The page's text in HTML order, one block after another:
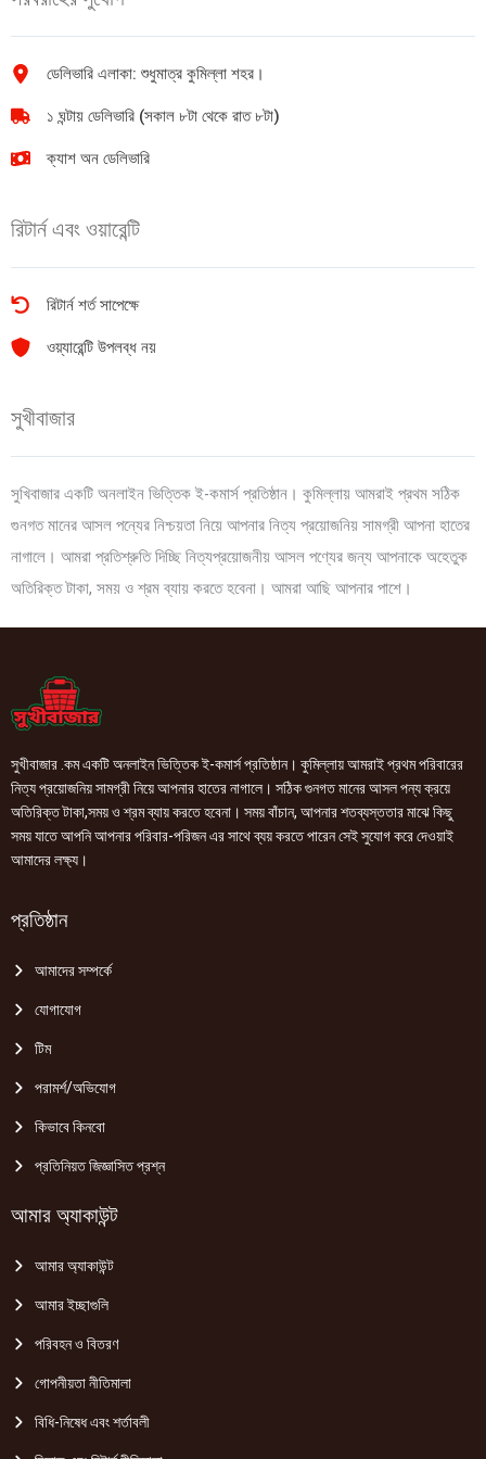
ডেলিভারি এলাকা: শুধুমাত্র কুমিল্লা শহর।
১ ঘন্টায় ডেলিভারি (সকাল ৮টা থেকে রাত ৮টা)
ক্যাশ অন ডেলিভারি
রিটার্ন এবং ওয়ারেন্টি
রিটার্ন শর্ত সাপেক্ষে
ওয়্যারেন্টি উপলব্ধ নয়
সুখীবাজার
সুখিবাজার একটি অনলাইন ভিত্তিক ই-কমার্স প্রতিষ্ঠান। কুমিল্লায় আমরাই প্রথম সঠিক
গুনগত মানের আসল পন্যের নিশ্চয়তা নিয়ে আপনার নিত্য প্রয়োজনিয় সামগ্রী আপনা হাতের
নাগালে। আমরা প্রতিশ্রুতি দিচ্ছি নিত্যপ্রয়োজনীয় আসল পণ্যের জন্য আপনাকে অহেতুক
অতিরিক্ত টাকা, সময় ও শ্রম ব্যায় করতে হবেনা। আমরা আছি আপনার পাশে।
সুখীবাজার .কম একটি অনলাইন ভিত্তিক ই-কমার্স প্রতিষ্ঠান। কুমিল্লায় আমরাই প্রথম পরিবারের
নিত্য প্রয়োজনিয় সামগ্রী নিয়ে আপনার হাতের নাগালে। সঠিক গুনগত মানের আসল পন্য ক্রয়ে
অতিরিক্ত টাকা,সময় ও শ্রম ব্যায় করতে হবেনা। সময় বাঁচান, আপনার শতব্যস্ততার মাঝে কিছু
সময় যাতে আপনি আপনার পরিবার-পরিজন এর সাথে ব্যয় করতে পারেন সেই সুযোগ করে দেওয়াই
আমাদের লক্ষ্য।
প্রতিষ্ঠান
আমাদের সম্পর্কে
যোগাযোগ
টিম
পরামর্শ/অভিযোগ
কিভাবে কিনবো
প্রতিনিয়ত জিজ্ঞাসিত প্রশ্ন
আমার অ্যাকাউন্ট
আমার অ্যাকাউন্ট
আমার ইচ্ছাগুলি
পরিবহন ও বিতরণ
গোপনীয়তা নীতিমালা
বিধি-নিষেধ এবং শর্তাবলী